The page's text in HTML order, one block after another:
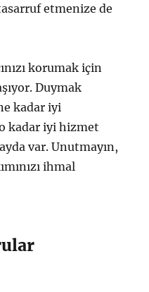
etmenize de
korumak için
Duymak
kadar iyi
kadar iyi hizmet
var. Unutmayın,
ihmal